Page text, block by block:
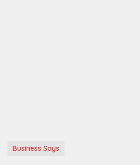
Business Says